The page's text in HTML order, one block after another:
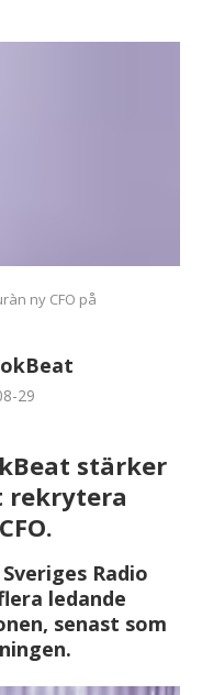
ny CFO på
29
stärker
rekrytera
Radio
ledande
senast som